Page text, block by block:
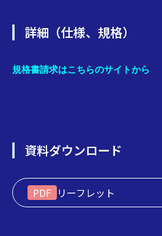
詳細（仕様、規格）
規格書請求はこちらのサイトから
資料ダウンロード
リーフレット